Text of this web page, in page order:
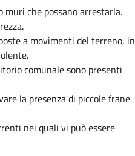
muri che possano arrestarla.
a movimenti del terreno, in
comunale sono presenti
la presenza di piccole frane
nei quali vi può essere